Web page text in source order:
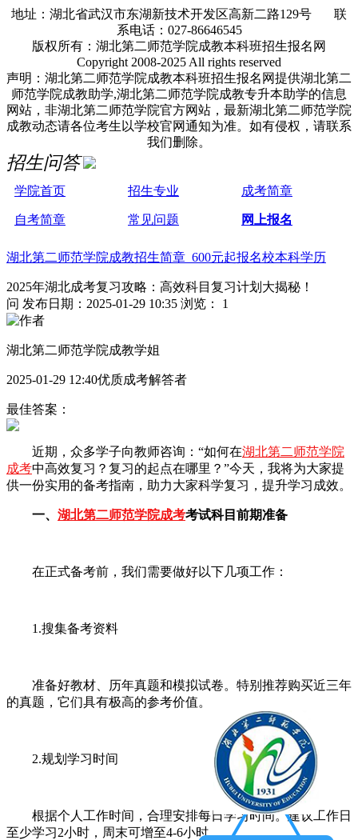
地址：湖北省武汉市东湖新技术开发区高新二路129号 联
系电话：027-86646545
版权所有：湖北第二师范学院成教本科班招生报名网
Copyright 2008-2025 All rights reserved
声明：湖北第二师范学院成教本科班招生报名网提供湖北第二
师范学院成教助学,湖北第二师范学院成教专升本助学的信息
网站，非湖北第二师范学院官方网站，最新湖北第二师范学院
成教动态请各位考生以学校官网通知为准。如有侵权，请联系
我们删除。
招生问答
学院首页 招生专业 成考简章
自考简章 常见问题 网上报名
湖北第二师范学院成教招生简章 600元起报名校本科学历
2025年湖北成考复习攻略：高效科目复习计划大揭秘！
问 发布日期：2025-01-29 10:35 浏览： 1
湖北第二师范学院成教学姐
2025-01-29 12:40优质成考解答者
最佳答案：
近期，众多学子向教师咨询：“如何在湖北第二师范学院
成考中高效复习？复习的起点在哪里？”今天，我将为大家提
供一份实用的备考指南，助力大家科学复习，提升学习成效。
一、 湖北第二师范学院成考考试科目前期准备
在正式备考前，我们需要做好以下几项工作：
1.搜集备考资料
准备好教材、历年真题和模拟试卷。特别推荐购买近三年
的真题，它们具有极高的参考价值。
2.规划学习时间
根据个人工作时间，合理安排每日学习时间。建议工作日
至少学习2小时，周末可增至4-6小时。